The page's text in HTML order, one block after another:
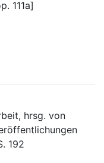
111a]
hrsg. von
192